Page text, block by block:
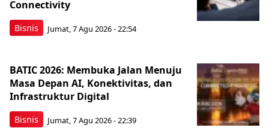
Bisnis
Connectivity
Jumat, 7 Agu 2026 - 22:54
Bisnis
BATIC 2026: Membuka Jalan Menuju
Masa Depan AI, Konektivitas, dan
Infrastruktur Digital
Jumat, 7 Agu 2026 - 22:39